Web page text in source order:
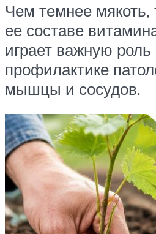
Чем темнее
ее составе
играет важную роль
профилактике
мышцы и сосудов.